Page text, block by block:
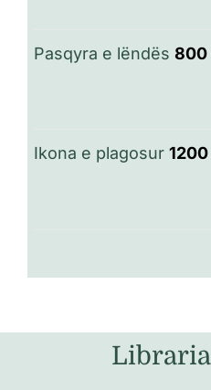
Pasqyra e lëndës 800
Ikona e plagosur 1200